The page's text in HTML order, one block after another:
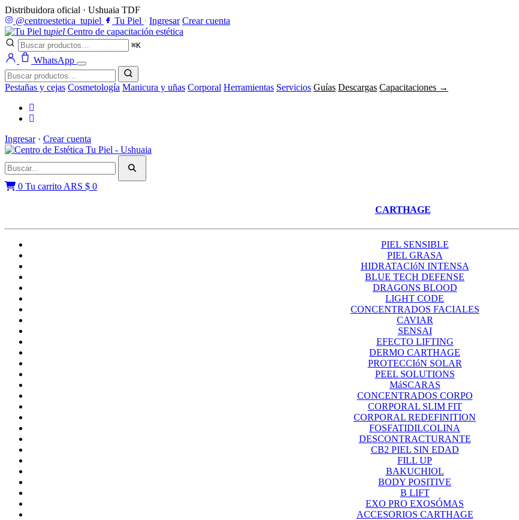
Distribuidora oficial · Ushuaia TDF
@centroestetica_tupiel
Tu Piel · Ingresar Crear cuenta
tupiel Centro de capacitación estética
⌘K
WhatsApp
Pestañas y cejas Cosmetología Manicura y uñas Corporal Herramientas Servicios Guías Descargas Capacitaciones →
Ingresar · Crear cuenta
0 Tu carrito ARS $ 0
CARTHAGE
PIEL SENSIBLE
PIEL GRASA
HIDRATACIóN INTENSA
BLUE TECH DEFENSE
DRAGONS BLOOD
LIGHT CODE
CONCENTRADOS FACIALES
CAVIAR
SENSAI
EFECTO LIFTING
DERMO CARTHAGE
PROTECCIóN SOLAR
PEEL SOLUTIONS
MáSCARAS
CONCENTRADOS CORPO
CORPORAL SLIM FIT
CORPORAL REDEFINITION
FOSFATIDILCOLINA
DESCONTRACTURANTE
CB2 PIEL SIN EDAD
FILL UP
BAKUCHIOL
BODY POSITIVE
B LIFT
EXO PRO EXOSÓMAS
ACCESORIOS CARTHAGE